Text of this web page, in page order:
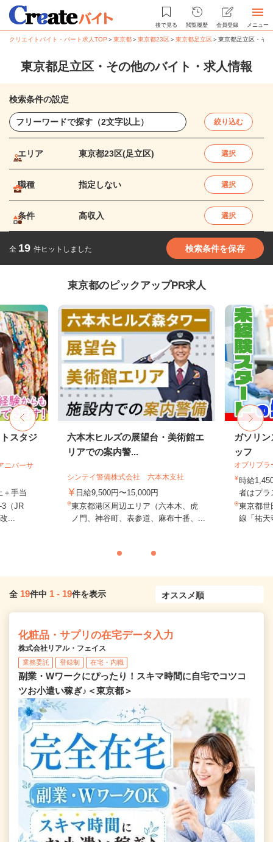
後で見る 閲覧履歴 会員登録 メニュー
クリエイトバイト・パート求人TOP ＞東京都＞東京都23区＞東京都足立区＞東京都足立区・そ
東京都足立区・その他のバイト・求人情報
検索条件の設定
絞り込む
エリア 東京都23区(足立区) 選択
職種 指定しない 選択
条件 高収入 選択
全 19 件ヒットしました 検索条件を保存
東京都のピックアップPR求人
スタジ
ニバーサ
＋手当
3（JR
...
六本木ヒルズの展望台・美術館エ
リアでの案内警...
シンテイ警備株式会社 六本木支社
日給9,500円〜15,000円
東京都港区周辺エリア（六本木、虎
ノ門、神谷町、表参道、麻布十番、...
ガソリ
ッフ
オブリプ
時給
者はプラ
東京都世
線「祐天
全 19件中 1 - 19件を表示
化粧品・サプリの在宅データ入力
株式会社リアル・フェイス
業務委託 登録制 在宅・内職
副業・Wワークにぴったり！スキマ時間に自宅でコツコ
ツお小遣い稼ぎ♪＜東京都＞